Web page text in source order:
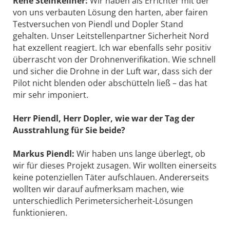
von uns verbauten Lösung den harten, aber fairen
Testversuchen von Piendl und Dopler Stand
gehalten. Unser Leitstellenpartner Sicherheit Nord
hat exzellent reagiert. Ich war ebenfalls sehr positiv
überrascht von der Drohnenverifikation. Wie schnell
und sicher die Drohne in der Luft war, dass sich der
Pilot nicht blenden oder abschütteln ließ – das hat
mir sehr imponiert.
Herr Piendl, Herr Dopler, wie war der Tag der
Ausstrahlung für Sie beide?
Markus Piendl: Wir haben uns lange überlegt, ob
wir für dieses Projekt zusagen. Wir wollten einerseits
keine potenziellen Täter aufschlauen. Andererseits
wollten wir darauf aufmerksam machen, wie
unterschiedlich Perimetersicherheit-Lösungen
funktionieren.